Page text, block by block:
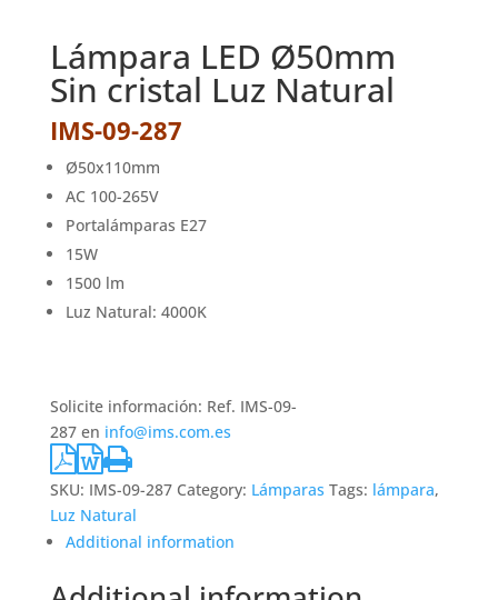
Lámpara LED Ø50mm
Sin cristal Luz Natural
IMS-09-287
Ø50x110mm
AC 100-265V
Portalámparas E27
15W
1500 lm
Luz Natural: 4000K
Solicite información: Ref. IMS-09-
287 en info@ims.com.es
SKU: IMS-09-287 Category: Lámparas Tags: lámpara,
Luz Natural
Additional information